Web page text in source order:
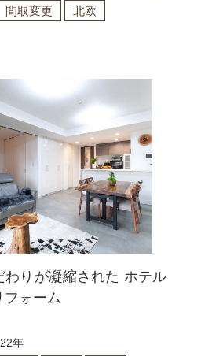
間取変更
北欧
わりが凝縮された ホテル
フォーム
年